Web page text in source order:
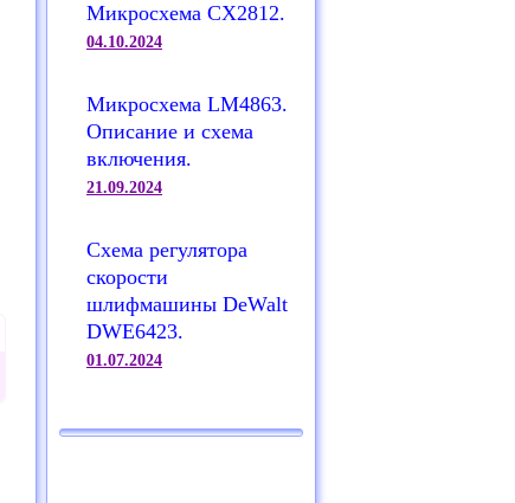
Микросхема CX2812.
04.10.2024
Микросхема LM4863.
Описание и схема
включения.
21.09.2024
Схема регулятора
скорости
шлифмашины DeWalt
DWE6423.
01.07.2024